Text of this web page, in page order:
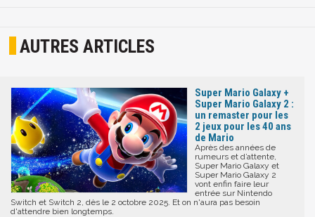
AUTRES ARTICLES
Super Mario Galaxy +
Super Mario Galaxy 2 :
un remaster pour les
2 jeux pour les 40 ans
de Mario
Après des années de
rumeurs et d’attente,
Super Mario Galaxy et
Super Mario Galaxy 2
vont enfin faire leur
entrée sur Nintendo
Switch et Switch 2, dès le 2 octobre 2025. Et on n'aura pas besoin
d'attendre bien longtemps.